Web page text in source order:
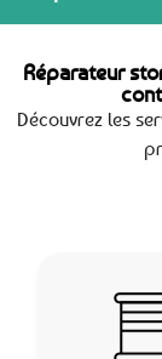
Réparateur
Découvrez les